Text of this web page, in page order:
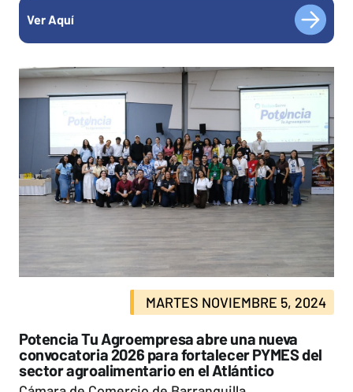
Ver Aquí
MARTES NOVIEMBRE 5, 2024
Potencia Tu Agroempresa abre una nueva
convocatoria 2026 para fortalecer PYMES del
sector agroalimentario en el Atlántico